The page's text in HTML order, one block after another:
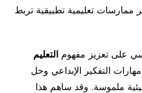
ممارسات تعليمية تطبيقية تربط
على تعزيز مفهوم التعليم
التفكير الإبداعي وحل
ملموسة. وقد ساهم هذا